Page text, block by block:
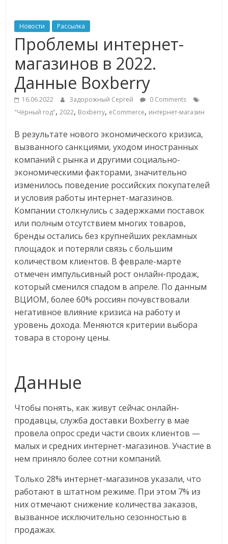
ритейле,
логистике,
технологиях,
соцсетях
об
онлайн-
торговле,
сервисах
для
Commerce,
ритейле,
логистике,
технологиях,
соцсетях.
Нам
важно,
как
знать
как
Сеть
обсудить
эти
изменения
читателем.
Новости Рассылка
Проблемы интернет-
магазинов в 2022.
Данные Boxberry
16.06.2022 Задорожный Сергей
0 Comments
"Чёрный год",2022, Boxberry, eCommerce, интернет-магазин
В результате нового экономического кризиса,
вызванного санкциями, уходом иностранных
компаний с рынка и другими социально-
экономическими факторами, значительно
изменилось поведение российских покупателей
и условия работы интернет-магазинов.
Компании столкнулись с задержками поставок
или полным отсутствием многих товаров,
бренды остались без крупнейших рекламных
площадок и потеряли связь с большим
количеством клиентов. В феврале-марте
отмечен импульсивный рост онлайн-продаж,
который сменился спадом в апреле. По данным
ВЦИОМ, более 60% россиян почувствовали
негативное влияние кризиса на работу и
уровень дохода. Меняются критерии выбора
товара в сторону цены.
Данные
Чтобы понять, как живут сейчас онлайн-
продавцы, служба доставки Boxberry в мае
провела опрос среди части своих клиентов —
малых и средних интернет-магазинов. Участие в
нем приняло более сотни компаний.
Только 28% интернет-магазинов указали, что
работают в штатном режиме. При этом 7% из
них отмечают снижение количества заказов,
вызванное исключительно сезонностью в
продажах.